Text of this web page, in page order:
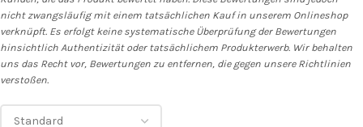
nicht zwangsläufig mit einem tatsächlichen Kauf in unserem Onlineshop
verknüpft. Es erfolgt keine systematische Überprüfung der Bewertungen
hinsichtlich Authentizität oder tatsächlichem Produkterwerb. Wir behalten
uns das Recht vor, Bewertungen zu entfernen, die gegen unsere Richtlinien
verstoßen.